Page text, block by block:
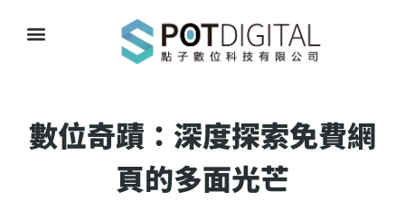
數位奇蹟：深度探索免費網
頁的多面光芒